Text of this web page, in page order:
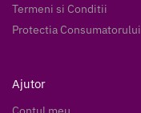
Termeni si Conditii
Protectia Consumatorului
Ajutor